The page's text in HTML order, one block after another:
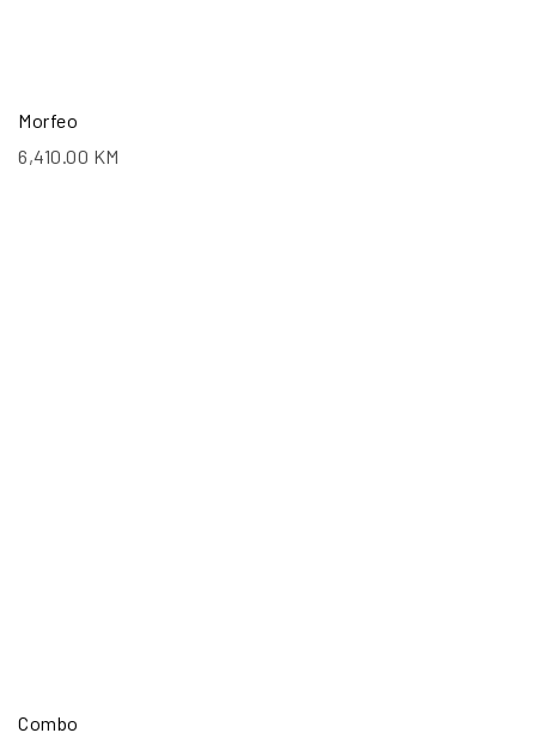
Morfeo
6,410.00 KM
Combo